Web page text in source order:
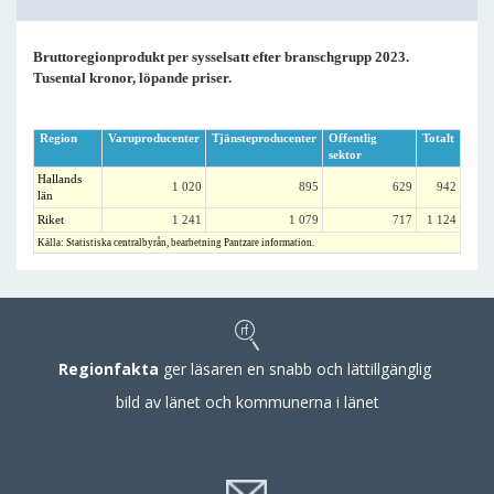
Bruttoregionprodukt per sysselsatt efter branschgrupp 2023.
Tusental kronor, löpande priser.
Region Varuproducenter Tjänsteproducenter
Offentlig
sektor
Totalt
Hallands
län
1 020 895 629 942
Riket 1 241 1 079 717 1 124
Källa: Statistiska centralbyrån, bearbetning Pantzare information.
Regionfakta ger läsaren en snabb och lättillgänglig
bild av länet och kommunerna i länet